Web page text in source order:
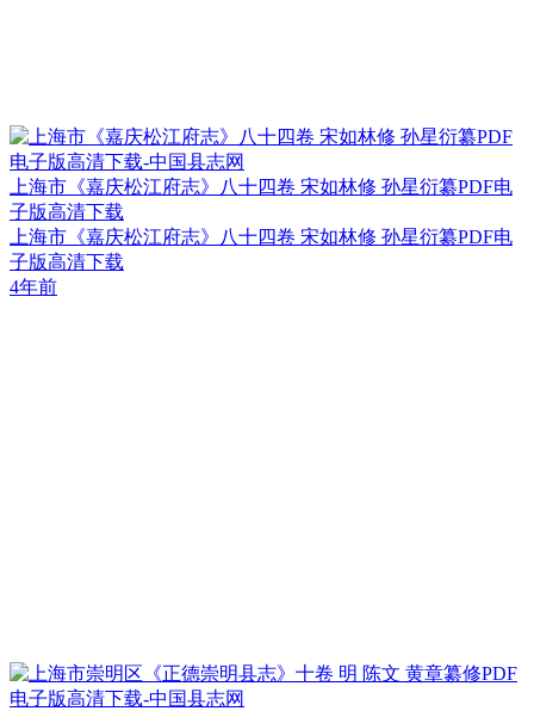
上海市《嘉庆松江府志》八十四卷 宋如林修 孙星衍纂PDF电
子版高清下载
上海市《嘉庆松江府志》八十四卷 宋如林修 孙星衍纂PDF电
子版高清下载
4年前